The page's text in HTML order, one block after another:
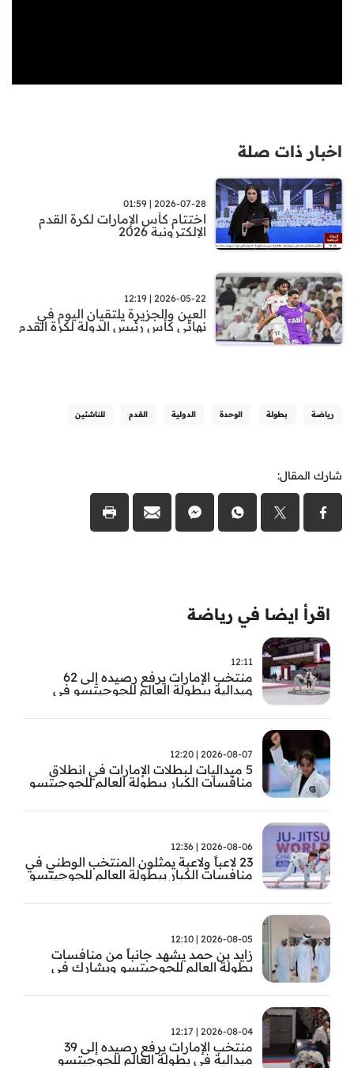
اخبار ذات صلة
2026-07-28 | 01:59
اختتام كأس الإمارات لكرة القدم
الإلكترونية 2026
2026-05-22 | 12:19
العين والجزيرة يلتقيان اليوم في
نهائي كأس رئيس الدولة لكرة القدم
رياضة بطولة الوحدة الدولية القدم للناشئين
شارك المقال:
اقرأ ايضا في رياضة
12:11
منتخب الإمارات يرفع رصيده إلى 62
ميدالية ببطولة العالم للجوجيتسو في
2026-08-07 | 12:20
5 ميداليات لـبطلات الإمارات في انطلاق
منافسات الكبار ببطولة العالم للجوجيتسو
2026-08-06 | 12:36
23 لاعباً ولاعبة يمثلون المنتخب الوطني في
منافسات الكبار ببطولة العالم للجوجيتسو
2026-08-05 | 12:10
زايد بن حمد يشهد جانباً من منافسات
بطولة العالم للجوجيتسو ويشارك في
2026-08-04 | 12:17
منتخب الإمارات يرفع رصيده إلى 39
ميدالية في بطولة العالم للجوجيتسو